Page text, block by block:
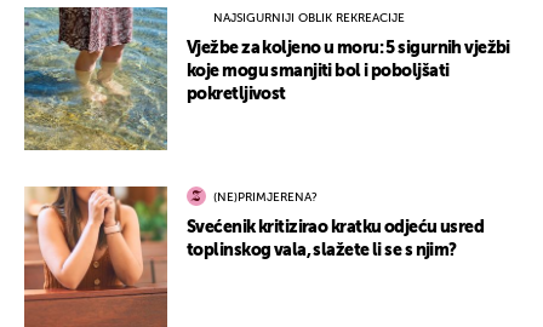
NAJSIGURNIJI OBLIK REKREACIJE
Vježbe za koljeno u moru: 5 sigurnih vježbi
koje mogu smanjiti bol i poboljšati
pokretljivost
(NE)PRIMJERENA?
Svećenik kritizirao kratku odjeću usred
toplinskog vala, slažete li se s njim?